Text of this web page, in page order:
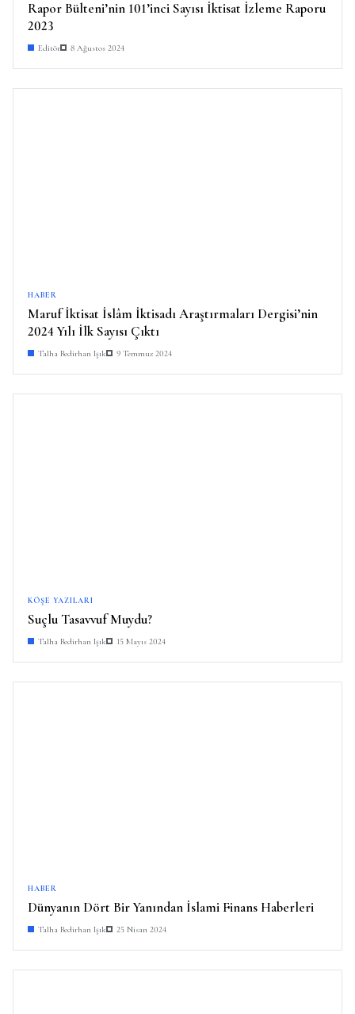
Rapor Bülteni’nin 101’inci Sayısı İktisat İzleme Raporu
2023
Editör 8 Ağustos 2024
HABER
Maruf İktisat İslâm İktisadı Araştırmaları Dergisi’nin
2024 Yılı İlk Sayısı Çıktı
Talha Bedirhan Işık 9 Temmuz 2024
KÖŞE YAZILARI
Suçlu Tasavvuf Muydu?
Talha Bedirhan Işık 15 Mayıs 2024
HABER
Dünyanın Dört Bir Yanından İslami Finans Haberleri
Talha Bedirhan Işık 25 Nisan 2024